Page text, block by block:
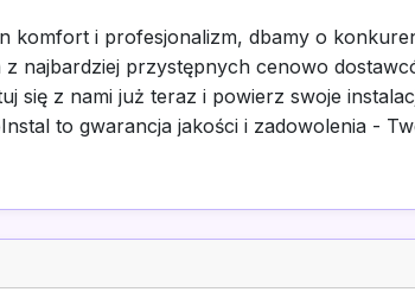
komfort i profesjonalizm, dbamy o
z najbardziej przystępnych cenowo
się z nami już teraz i powierz swoje
to gwarancja jakości i zadowolenia -